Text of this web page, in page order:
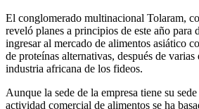
El conglomerado multinacional Tolaram,
reveló planes a principios de este año para
ingresar al mercado de alimentos asiático
de proteínas alternativas, después de
industria africana de los fideos.
Aunque la sede de la empresa tiene su
actividad comercial de alimentos se ha